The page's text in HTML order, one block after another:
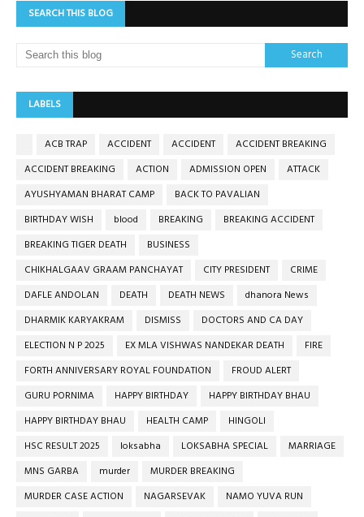
SEARCH THIS BLOG
LABELS
ACB TRAP ACCIDENT ACCIDENT
ACCIDENT BREAKING
ACCIDENT BREAKING
ACTION ADMISSION OPEN
ATTACK
AYUSHYAMAN BHARAT CAMP
BACK TO PAVALIAN
BIRTHDAY WISH
blood BREAKING
BREAKING ACCIDENT
BREAKING TIGER DEATH
BUSINESS
CHIKHALGAAV GRAAM PANCHAYAT
CITY PRESIDENT
CRIME
DAFLE ANDOLAN
DEATH DEATH NEWS
dhanora News
DHARMIK KARYAKRAM
DISMISS
DOCTORS AND CA DAY
ELECTION N P 2025
EX MLA VISHWAS NANDEKAR DEATH
FIRE
FORTH ANNIVERSARY ROYAL FOUNDATION
FROUD ALERT
GURU PORNIMA
HAPPY BIRTHDAY
HAPPY BIRTHDAY BHAU
HAPPY BIRTHDAY BHAU
HEALTH CAMP
HINGOLI
HSC RESULT 2025
loksabha LOKSABHA SPECIAL
MARRIAGE
MNS GARBA
murder
MURDER BREAKING
MURDER CASE ACTION
NAGARSEVAK
NAMO YUVA RUN